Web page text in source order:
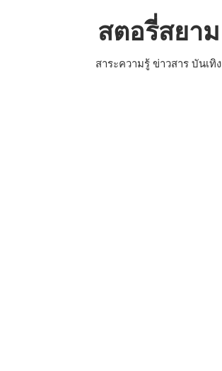
สตอรี่สยาม
สาระความรู้ ข่าวสาร บันเทิง